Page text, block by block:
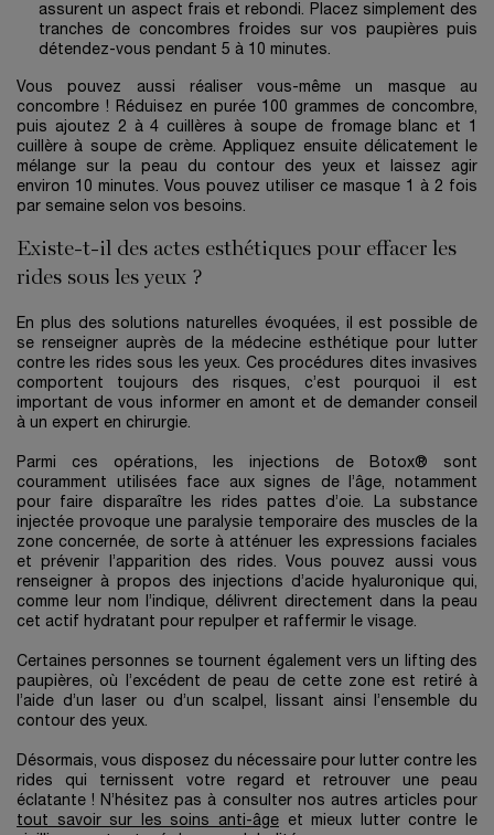
assurent un aspect frais et rebondi. Placez simplement des
tranches de concombres froides sur vos paupières puis
détendez-vous pendant 5 à 10 minutes.
Vous pouvez aussi réaliser vous-même un masque au
concombre ! Réduisez en purée 100 grammes de concombre,
puis ajoutez 2 à 4 cuillères à soupe de fromage blanc et 1
cuillère à soupe de crème. Appliquez ensuite délicatement le
mélange sur la peau du contour des yeux et laissez agir
environ 10 minutes. Vous pouvez utiliser ce masque 1 à 2 fois
par semaine selon vos besoins.
Existe-t-il des actes esthétiques pour effacer les
rides sous les yeux ?
En plus des solutions naturelles évoquées, il est possible de
se renseigner auprès de la médecine esthétique pour lutter
contre les rides sous les yeux. Ces procédures dites invasives
comportent toujours des risques, c’est pourquoi il est
important de vous informer en amont et de demander conseil
à un expert en chirurgie.
Parmi ces opérations, les injections de Botox® sont
couramment utilisées face aux signes de l’âge, notamment
pour faire disparaître les rides pattes d’oie. La substance
injectée provoque une paralysie temporaire des muscles de la
zone concernée, de sorte à atténuer les expressions faciales
et prévenir l’apparition des rides. Vous pouvez aussi vous
renseigner à propos des injections d’acide hyaluronique qui,
comme leur nom l’indique, délivrent directement dans la peau
cet actif hydratant pour repulper et raffermir le visage.
Certaines personnes se tournent également vers un lifting des
paupières, où l’excédent de peau de cette zone est retiré à
l’aide d’un laser ou d’un scalpel, lissant ainsi l’ensemble du
contour des yeux.
Désormais, vous disposez du nécessaire pour lutter contre les
rides qui ternissent votre regard et retrouver une peau
éclatante ! N’hésitez pas à consulter nos autres articles pour
tout savoir sur les soins anti-âge et mieux lutter contre le